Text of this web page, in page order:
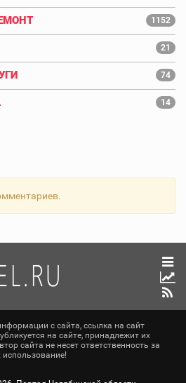
1152
21
74
14
с сайта, ссылка на сайт
на сайте, принадлежит их
сайта не несет ответственность за
использование!